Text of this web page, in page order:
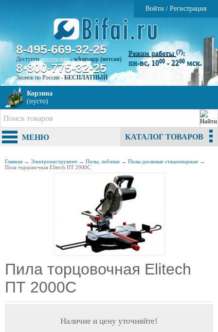
Войти / Регистрация
8-495-669-32-25
Доступенмессенджер-whatsapp (вотсап)
8-800-775-32-25
Звонок по России - БЕСПЛАТНЫЙ
Режим работы (?):
пн-вс, 1000 - 2200 мск.
Корзина
(пусто)
МЕНЮ КАТАЛОГ ТОВАРОВ
Главная → Электроинструмент → Пилы, лобзики → Пилы дисковые стационарные →
Пила торцовочная Elitech ПТ 2000С
Пила торцовочная Elitech
ПТ 2000С
Наличие и цену уточняйте!